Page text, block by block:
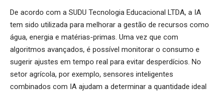
De acordo com a SUDU Tecnologia Educacional LTDA, a IA
tem sido utilizada para melhorar a gestão de recursos como
água, energia e matérias-primas. Uma vez que com
algoritmos avançados, é possível monitorar o consumo e
sugerir ajustes em tempo real para evitar desperdícios. No
setor agrícola, por exemplo, sensores inteligentes
combinados com IA ajudam a determinar a quantidade ideal